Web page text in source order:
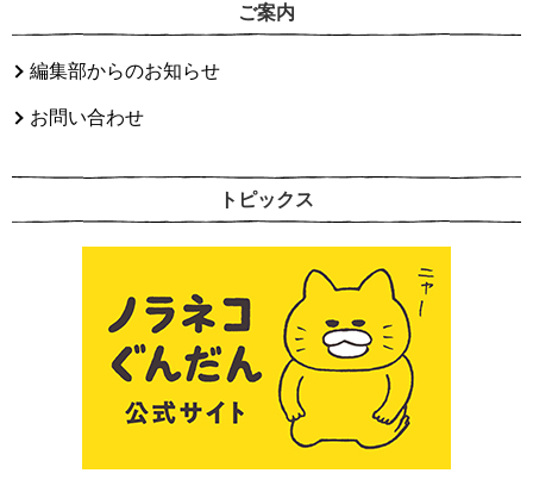
ご案内
編集部からのお知らせ
お問い合わせ
トピックス